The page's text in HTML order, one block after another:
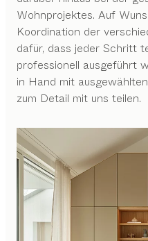
Wohnprojektes. Auf
Koordination der
dafür, dass jeder Schritt
professionell ausgeführt
in Hand mit
zum Detail mit uns teilen.